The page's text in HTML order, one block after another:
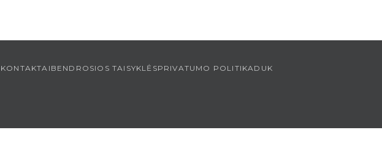
KONTAKTAI BENDROSIOS TAISYKLĖSPRIVATUMO POLITIKA DUK